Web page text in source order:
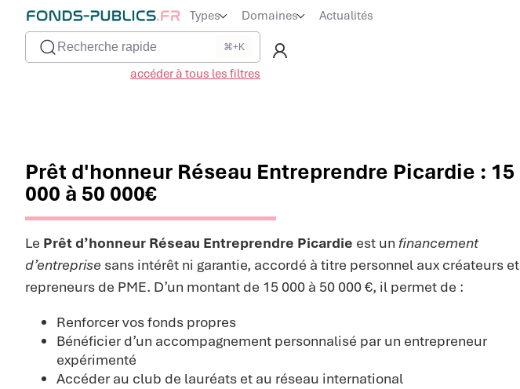
Types Domaines Actualités
Recherche rapide ⌘+K
accéder à tous les filtres
Prêt d'honneur Réseau Entreprendre Picardie : 15
000 à 50 000€
Le Prêt d’honneur Réseau Entreprendre Picardie est un financement
d’entreprise sans intérêt ni garantie, accordé à titre personnel aux créateurs et
repreneurs de PME. D’un montant de 15 000 à 50 000 €, il permet de :
Renforcer vos fonds propres
Bénéficier d’un accompagnement personnalisé par un entrepreneur
expérimenté
Accéder au club de lauréats et au réseau international